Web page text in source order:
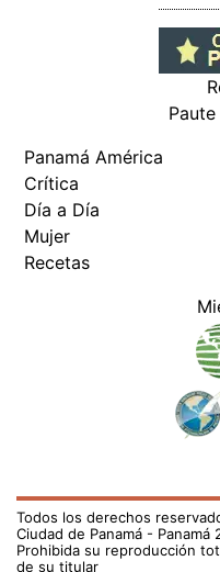
Panamá América
Crítica
Día a Día
Mujer
Recetas
Todos los derechos
Ciudad de Panamá - Panamá
Prohibida su reproducción
de su titular